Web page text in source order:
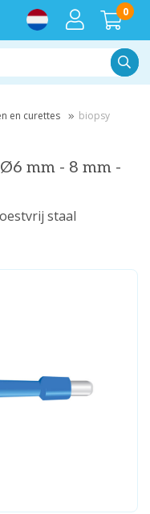
0
en curettes
biopsy
mm - 8 mm -
staal